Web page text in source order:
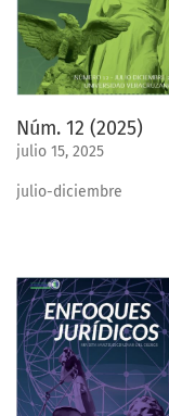
Núm. 12 (2025)
julio 15, 2025
julio-diciembre